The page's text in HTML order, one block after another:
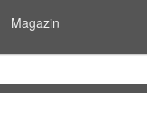
Magazin